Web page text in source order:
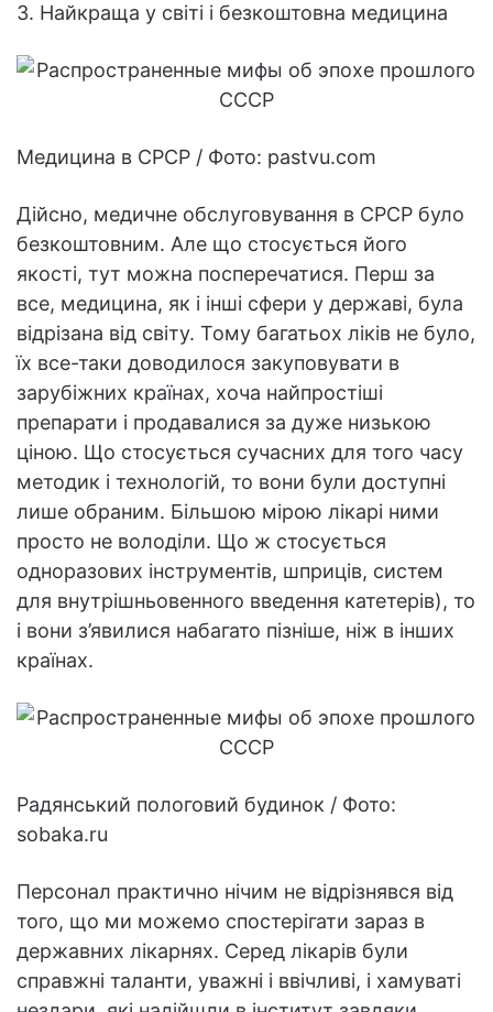
3. Найкраща у світі і безкоштовна медицина
Медицина в СРСР / Фото: pastvu.com
Дійсно, медичне обслуговування в СРСР було
безкоштовним. Але що стосується його
якості, тут можна посперечатися. Перш за
все, медицина, як і інші сфери у державі, була
відрізана від світу. Тому багатьох ліків не було,
їх все-таки доводилося закуповувати в
зарубіжних країнах, хоча найпростіші
препарати і продавалися за дуже низькою
ціною. Що стосується сучасних для того часу
методик і технологій, то вони були доступні
лише обраним. Більшою мірою лікарі ними
просто не володіли. Що ж стосується
одноразових інструментів, шприців, систем
для внутрішньовенного введення катетерів), то
і вони з’явилися набагато пізніше, ніж в інших
країнах.
Радянський пологовий будинок / Фото:
sobaka.ru
Персонал практично нічим не відрізнявся від
того, що ми можемо спостерігати зараз в
державних лікарнях. Серед лікарів були
справжні таланти, уважні і ввічливі, і хамуваті